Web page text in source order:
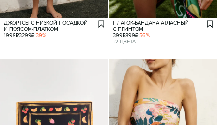
ДЖОРТСЫ С НИЗКОЙ ПОСАДКОЙ
И ПОЯСОМ-ПЛАТКОМ
1999₽3299₽-39%
ПЛАТОК-БАНДАНА АТЛАСНЫЙ
С ПРИНТОМ
399₽899₽-56%
+2 ЦВЕТА